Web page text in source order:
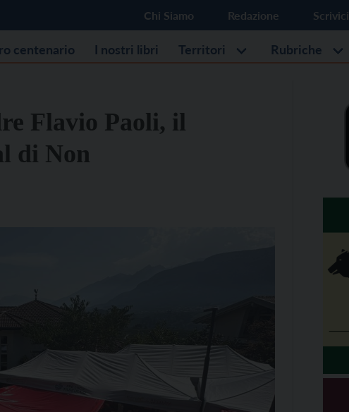
Chi Siamo Redazione Scrivici
centenario I nostri libri Territori Rubriche
Flavio Paoli, il
di Non